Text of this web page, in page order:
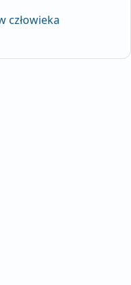
człowieka